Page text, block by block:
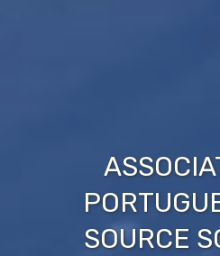
SOURCE